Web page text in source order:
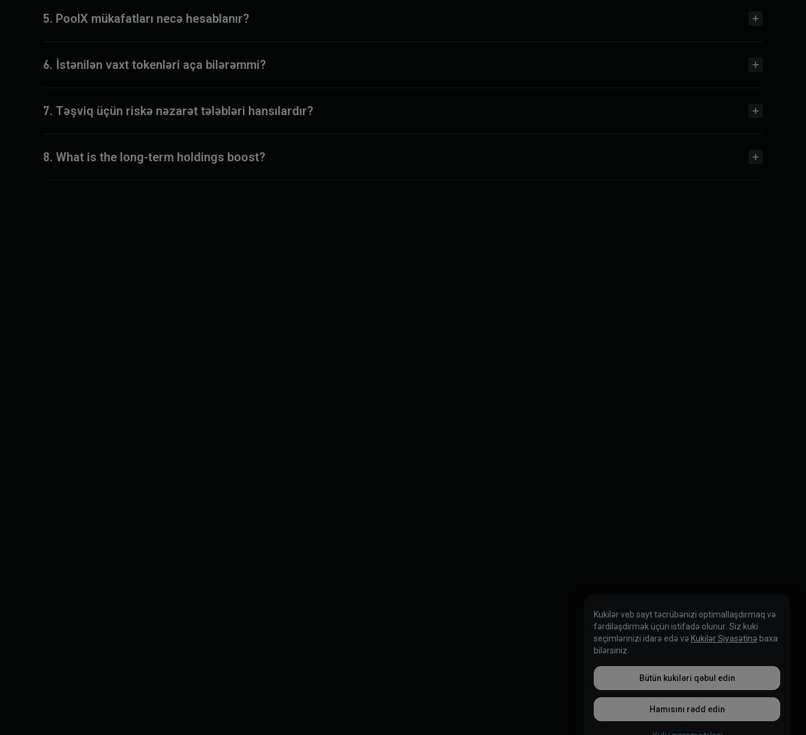
5. PoolX mükafatları necə hesablanır?
6. İstənilən vaxt tokenləri aça bilərəmmi?
7. Təşviq üçün riskə nəzarət tələbləri hansılardır?
8. What is the long-term holdings boost?
Kukilər veb sayt təcrübənizi optimallaşdırmaq və
fərdiləşdirmək üçün istifadə olunur. Siz kuki
seçimlərinizi idarə edə və Kukilər Siyasətinə baxa
bilərsiniz.
Bütün kukiləri qəbul edin
Hamısını rədd edin